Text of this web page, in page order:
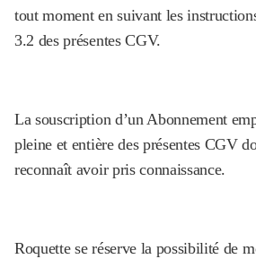
tout moment en suivant les
3.2 des présentes CGV.
La souscription d’un Abonnement
pleine et entière des présentes CGV
reconnaît avoir pris connaissance.
Roquette se réserve la possibilité de